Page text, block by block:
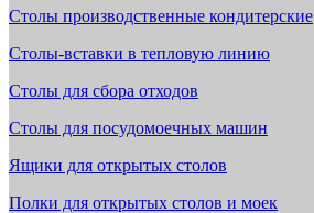
Столы производственные кондитерские
Столы-вставки в тепловую линию
Столы для сбора отходов
Столы для посудомоечных машин
Ящики для открытых столов
Полки для открытых столов и моек